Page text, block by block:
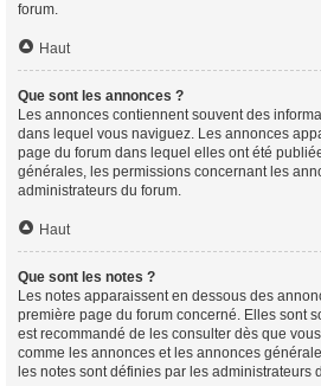
forum.
Haut
Que sont les annonces ?
Les annonces contiennent souvent des
dans lequel vous naviguez. Les annonces
page du forum dans lequel elles ont été
générales, les permissions concernant les
administrateurs du forum.
Haut
Que sont les notes ?
Les notes apparaissent en dessous des
première page du forum concerné. Elles sont
est recommandé de les consulter dès que
comme les annonces et les annonces
les notes sont définies par les administrateurs